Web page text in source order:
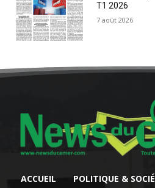
T1 2026
7 août 2026
ACCUEIL POLITIQUE &